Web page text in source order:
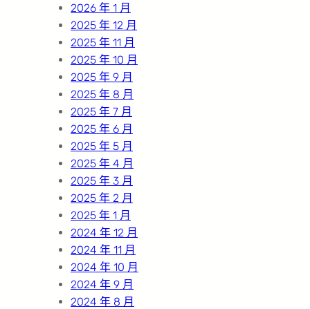
2026 年 1 月
2025 年 12 月
2025 年 11 月
2025 年 10 月
2025 年 9 月
2025 年 8 月
2025 年 7 月
2025 年 6 月
2025 年 5 月
2025 年 4 月
2025 年 3 月
2025 年 2 月
2025 年 1 月
2024 年 12 月
2024 年 11 月
2024 年 10 月
2024 年 9 月
2024 年 8 月